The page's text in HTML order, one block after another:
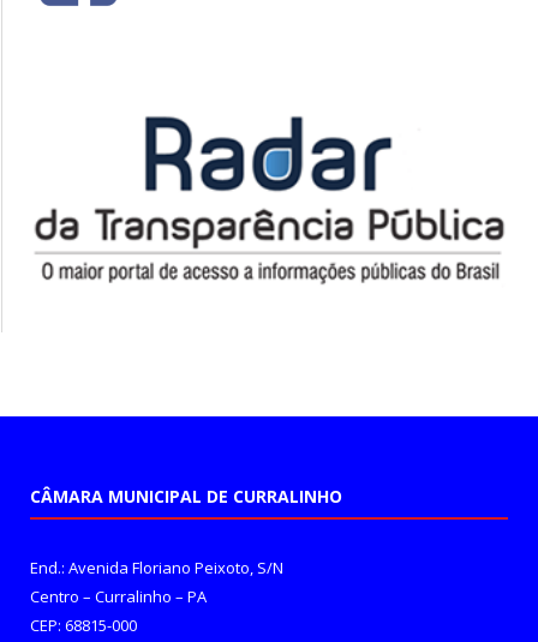
CÂMARA MUNICIPAL DE CURRALINHO
End.: Avenida Floriano Peixoto, S/N
Centro – Curralinho – PA
CEP: 68815-000